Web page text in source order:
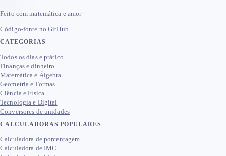
Feito com matemática e amor
Código-fonte no GitHub
CATEGORIAS
Todos os dias e prático
Finanças e dinheiro
Matemática e Álgebra
Geometria e Formas
Ciência e Física
Tecnologia e Digital
Conversores de unidades
CALCULADORAS POPULARES
Calculadora de porcentagem
Calculadora de IMC